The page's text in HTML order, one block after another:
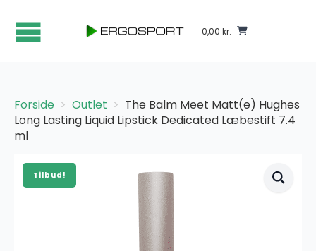
0,00 kr.
Forside Outlet
The Balm Meet Matt(e) Hughes
Long Lasting Liquid Lipstick Dedicated Læbestift 7.4
ml
Tilbud!